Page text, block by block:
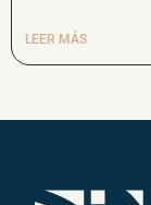
LEER MÁS